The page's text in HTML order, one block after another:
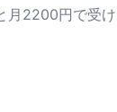
月2200円で受